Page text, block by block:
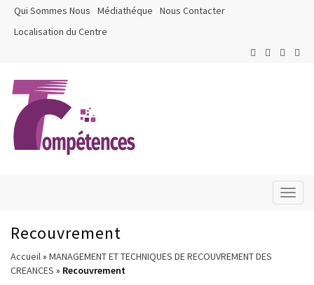
Qui Sommes Nous Médiathéque
Nous Contacter
Localisation du Centre
Recouvrement
Accueil» MANAGEMENT ET TECHNIQUES DE RECOUVREMENT DES
CREANCES » Recouvrement